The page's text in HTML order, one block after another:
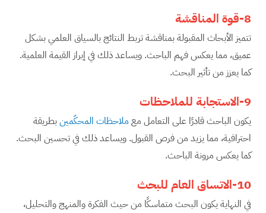
8-قوة المناقشة
تتميز الأبحاث المقبولة بمناقشة تربط النتائج بالسياق العلمي بشكل
عميق، مما يعكس فهم الباحث. ويساعد ذلك في إبراز القيمة العلمية.
كما يعزز من تأثير البحث.
9-الاستجابة للملاحظات
يكون الباحث قادرًا على التعامل مع ملاحظات المحكّمينبطريقة
احترافية، مما يزيد من فرص القبول. ويساعد ذلك في تحسين البحث.
كما يعكس مرونة الباحث.
10-الاتساق العام للبحث
في النهاية يكون البحث متماسكًا من حيث الفكرة والمنهج والتحليل،